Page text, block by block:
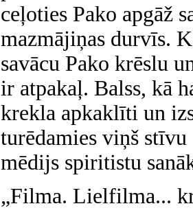
ceļoties Pako apgāž
mazmājiņas durvīs.
savācu Pako krēslu
ir atpakaļ. Balss, kā
krekla apkaklīti un
turēdamies viņš stīvu
mēdijs spiritistu
„Filma. Lielfilma...